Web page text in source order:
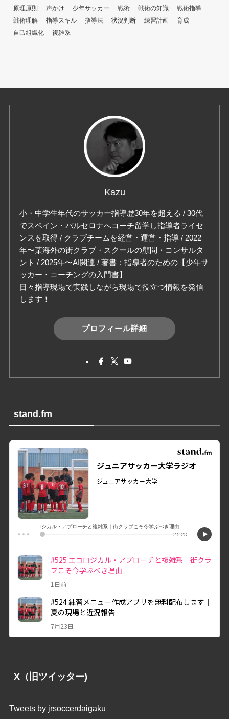
原理原則
声かけ 少年サッカー 戦術 戦術の知識
戦術指導
戦術理解
指導スキル 指導法 状況判断 練習計画
育成
自己組織化
複雑系
Kazu
小・中学生年代のサッカー指導歴30年を超える / 30代
でスペイン・バルセロナへコーチ留学し指導者ライセ
ンスを取得 / クラブチームを経営・運営・指導 / 2022
年〜某海外の街クラブ・スクールの顧問・コンサルタ
ント / 2025年〜AI関連 / 著書：指導者のための【少年サ
ッカー・コーチングの入門書】
日々指導現場で実践しながら現場で役立つ情報を発信
します！
プロフィール詳細
stand.fm
X（旧ツイッター)
Tweets by jrsoccerdaigaku